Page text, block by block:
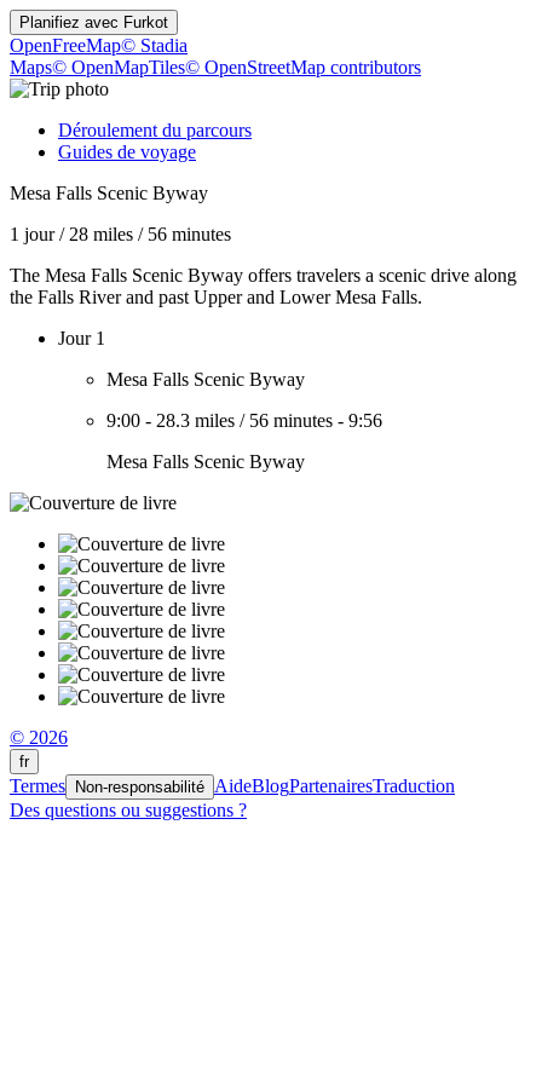
Planifiez avec Furkot
OpenFreeMap© Stadia
Maps© OpenMapTiles© OpenStreetMap contributors
Déroulement du parcours
Guides de voyage
Mesa Falls Scenic Byway
1 jour/ 28 miles / 56 minutes
The Mesa Falls Scenic Byway offers travelers a scenic drive along
the Falls River and past Upper and Lower Mesa Falls.
Jour 1
Mesa Falls Scenic Byway
9:00 - 28.3 miles / 56 minutes - 9:56
Mesa Falls Scenic Byway
© 2026
fr
Termes Non-responsabilité AideBlogPartenairesTraduction
Des questions ou suggestions ?